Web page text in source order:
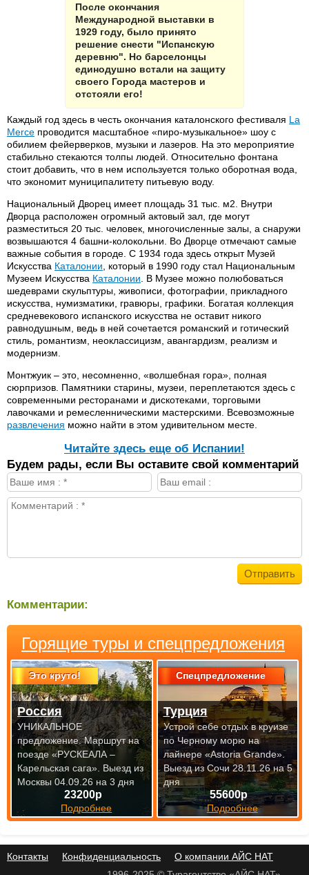
После окончания
Международной выставки в
1929 году, было принято
решение снести "Испанскую
деревню". Но барселонцы
единодушно встали на защиту
своего Города мастеров и
отстояли его!
Каждый год здесь в честь окончания каталонского фестиваля La
Merce проводится масштабное «пиро-музыкальное» шоу с
обилием фейерверков, музыки и лазеров. На это мероприятие
стабильно стекаются толпы людей. Относительно фонтана
стоит добавить, что в нем используется только оборотная вода,
что экономит муниципалитету питьевую воду.
Национальный Дворец имеет площадь 31 тыс. м2. Внутри
Дворца расположен огромный актовый зал, где могут
разместиться 20 тыс. человек, многочисленные залы, а снаружи
возвышаются 4 башни-колокольни. Во Дворце отмечают самые
важные события в городе. С 1934 года здесь открыт Музей
Искусства Каталонии , который в 1990 году стал Национальным
Музеем Искусства Каталонии . В Музее можно полюбоваться
шедеврами скульптуры, живописи, фотографии, прикладного
искусства, нумизматики, гравюры, графики. Богатая коллекция
средневекового испанского искусства не оставит никого
равнодушным, ведь в ней сочетается романский и готический
стиль, романтизм, неоклассицизм, авангардизм, реализм и
модернизм.
Монтжуик – это, несомненно, «волшебная гора», полная
сюрпризов. Памятники старины, музеи, переплетаются здесь с
современными ресторанами и дискотеками, торговыми
лавочками и ремесленническими мастерскими. Всевозможные
развлечения можно найти в этом удивительном месте.
Читайте здесь еще об Испании!
Будем рады, если Вы оставите свой комментарий
Комментарии:
Горящие туры и спецпредложения
Это круто!
23200р
Подробнее
Россия
УНИКАЛЬНОЕ
предложение. Маршрут на
поезде «РУСКЕАЛА –
Карельская сага». Выезд из
Москвы 04.09.26 на 3 дня
Спецпредложение
55600р
Подробнее
Турция
Устрой себе отдых в круизе
по Черному морю на
лайнере «Astoria Grande».
Выезд из Сочи 28.11.26 на 5
дня
Контакты Конфиденциальность
О компании АЙС НАТ